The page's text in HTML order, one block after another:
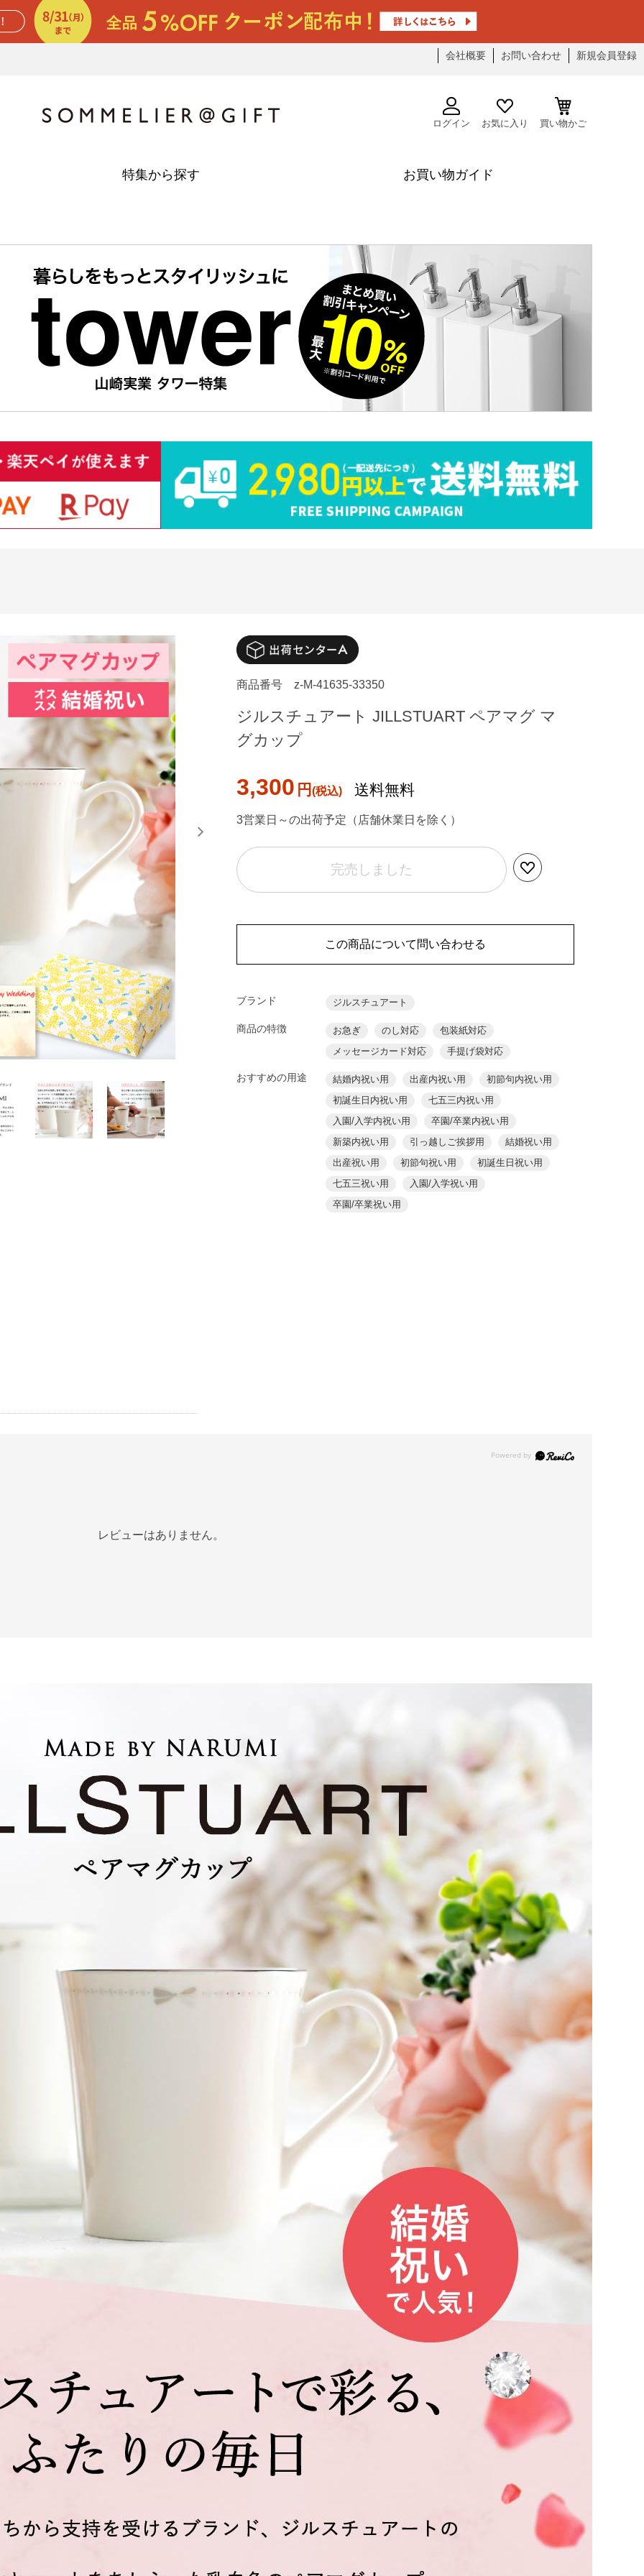
会社概要 お問い合わせ 新規会員登録
ログイン お気に入り 買い物かご
特集から探す お買い物ガイド
商品番号 z-M-41635-33350
ジルスチュアート JILLSTUART ペアマグ マ
グカップ
3,300 円 送料無料
3営業日～の出荷予定（店舗休業日を除く）
完売しました
この商品について問い合わせる
ブランド ジルスチュアート
商品の特徴 お急ぎ のし対応
包装紙対応
メッセージカード対応
手提げ袋対応
おすすめの用途 結婚内祝い用 出産内祝い用
初節句内祝い用
初誕生日内祝い用
七五三内祝い用
入園/入学内祝い用
卒園/卒業内祝い用
新築内祝い用
引っ越しご挨拶用
結婚祝い用
出産祝い用
初節句祝い用
初誕生日祝い用
七五三祝い用
入園/入学祝い用
卒園/卒業祝い用
レビューはありません。